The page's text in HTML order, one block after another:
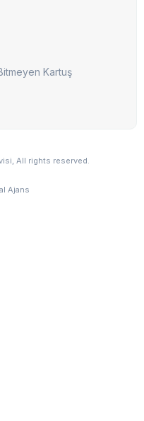
Kartuş
All rights reserved.
Ajans